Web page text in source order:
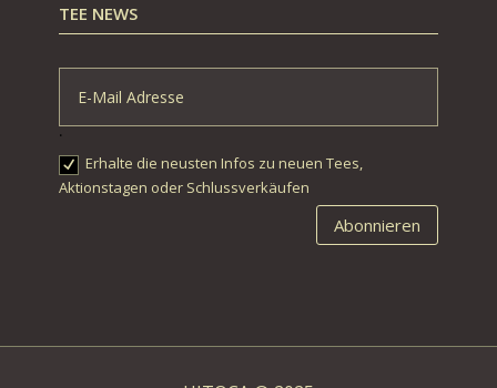
TEE NEWS
.
Erhalte die neusten Infos zu neuen Tees,
Aktionstagen oder Schlussverkäufen
Abonnieren